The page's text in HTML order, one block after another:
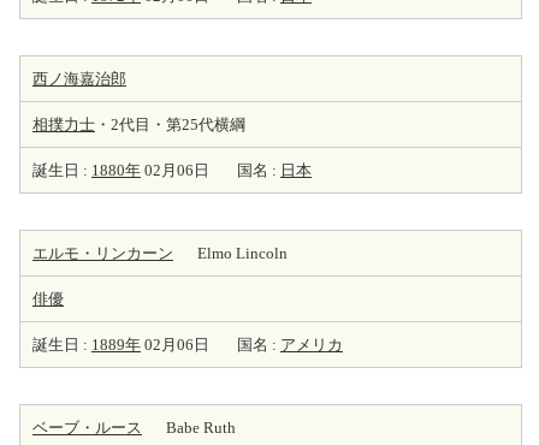
西ノ海嘉治郎
相撲力士 ・2代目・第25代横綱
誕生日 : 1880年 02月06日 国名 : 日本
エルモ・リンカーン Elmo Lincoln
俳優
誕生日 : 1889年 02月06日 国名 : アメリカ
ベーブ・ルース Babe Ruth